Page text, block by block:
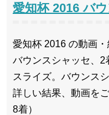
愛知杯 2016 バ
愛知杯 2016 の動画
バウンスシャッセ、2
スライズ。バウンス
詳しい結果、動画を
8着）